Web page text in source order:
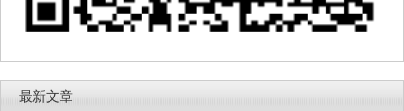
最新文章